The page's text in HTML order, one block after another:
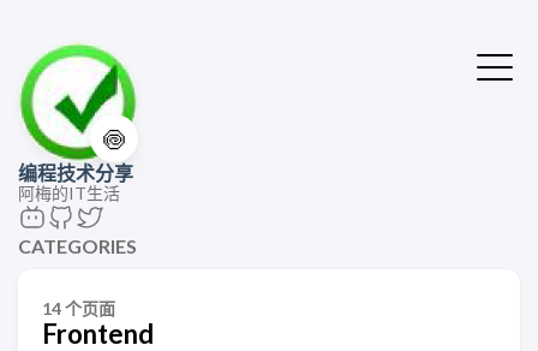
🍥
编程技术分享
阿梅的IT生活
CATEGORIES
14 个页面
Frontend